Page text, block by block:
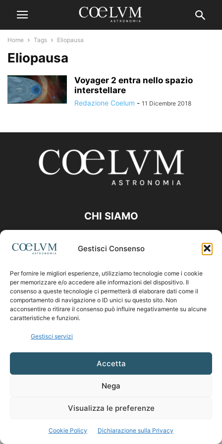
Gestisci Consenso
Per fornire le migliori esperienze, utilizziamo tecnologie come i cookie
per memorizzare e/o accedere alle informazioni del dispositivo. Il
consenso a queste tecnologie ci permetterà di elaborare dati come il
comportamento di navigazione o ID unici su questo sito. Non
acconsentire o ritirare il consenso può influire negativamente su alcune
caratteristiche e funzioni.
Gestisci servizi
Accetta
Nega
Visualizza le preferenze
Cookie Policy Dichiarazione sulla Privacy
Home Tags Eliopausa
Eliopausa
Voyager 2 entra nello spazio
interstellare
Redazione Coelum - 11 Dicembre 2018
CHI SIAMO
Contattaci:coelumastro@coelum.com
SEGUICI